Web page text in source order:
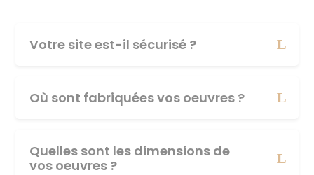
Votre site est-il sécurisé ?
Où sont fabriquées vos oeuvres ?
Quelles sont les dimensions de
vos oeuvres ?